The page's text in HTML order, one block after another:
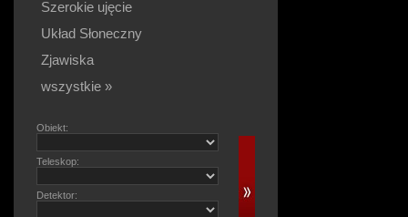
Szerokie ujęcie
Układ Słoneczny
Zjawiska
wszystkie »
Obiekt:
Teleskop:
Detektor: